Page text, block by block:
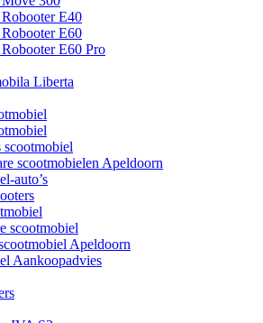
E40
E60
E60 Pro
Liberta
scootmobiel
scootmobielen Apeldoorn
auto’s
scootmobiel
Apeldoorn
Aankoopadvies